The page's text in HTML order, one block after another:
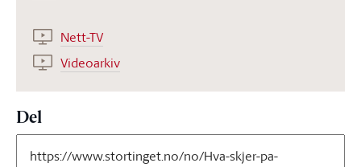
Nett-TV
Videoarkiv
Del